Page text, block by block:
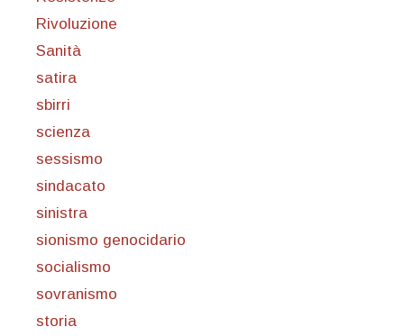
Rivoluzione
Sanità
satira
sbirri
scienza
sessismo
sindacato
sinistra
sionismo genocidario
socialismo
sovranismo
storia